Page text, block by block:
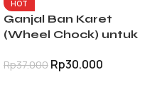
HOT
Ganjal Ban Karet
(Wheel Chock) untuk
Slip
Rp37.000 Rp30.000